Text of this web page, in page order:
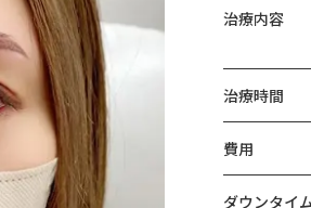
治療内容
治療時間
費用
ダウンタイ